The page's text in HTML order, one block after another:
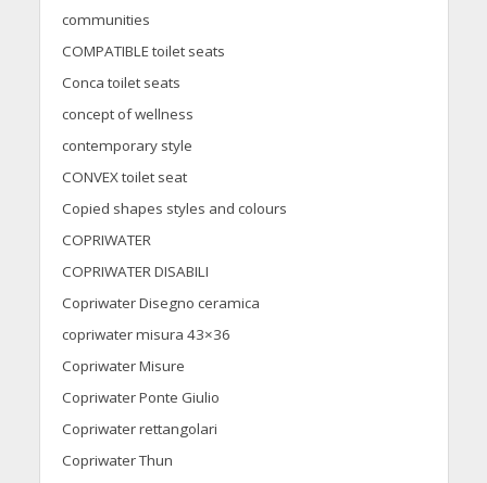
communities
COMPATIBLE toilet seats
Conca toilet seats
concept of wellness
contemporary style
CONVEX toilet seat
Copied shapes styles and colours
COPRIWATER
COPRIWATER DISABILI
Copriwater Disegno ceramica
copriwater misura 43×36
Copriwater Misure
Copriwater Ponte Giulio
Copriwater rettangolari
Copriwater Thun